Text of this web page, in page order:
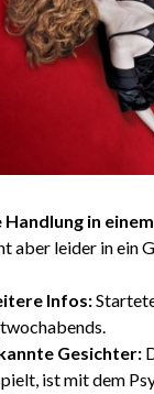
Handlung in
aber leider in ein
Infos:
Gesichter:
ist mit dem